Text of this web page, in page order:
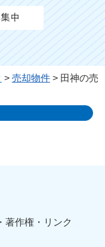
> 売却物件> 田神の売
著作権・リンク